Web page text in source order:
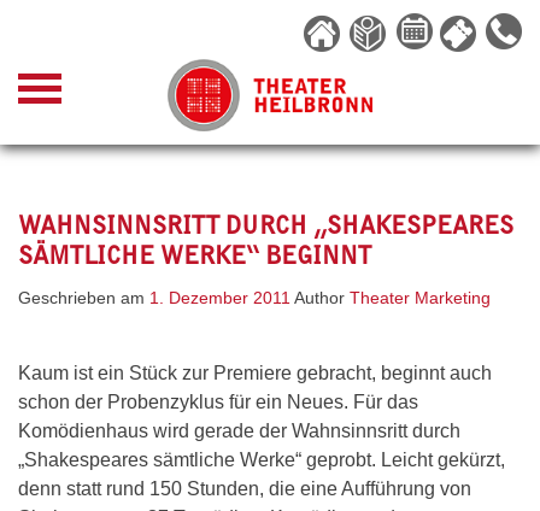
content
WAHNSINNSRITT DURCH „SHAKESPEARES
SÄMTLICHE WERKE“ BEGINNT
Geschrieben am 1. Dezember 2011 Author Theater Marketing
Kaum ist ein Stück zur Premiere gebracht, beginnt auch
schon der Probenzyklus für ein Neues. Für das
Komödienhaus wird gerade der Wahnsinnsritt durch
„Shakespeares sämtliche Werke“ geprobt. Leicht gekürzt,
denn statt rund 150 Stunden, die eine Aufführung von